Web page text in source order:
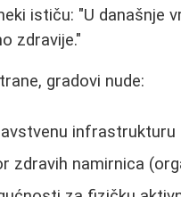
ističu: "U današnje
zdravije."
gradovi nude:
infrastrukturu
zdravih namirnica